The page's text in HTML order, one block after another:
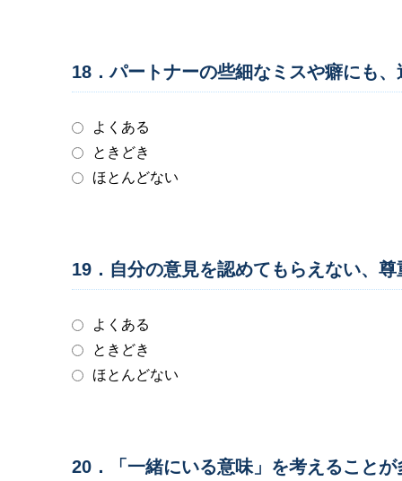
18．パートナーの些細なミスや癖にも
よくある
ときどき
ほとんどない
19．自分の意見を認めてもらえない、
よくある
ときどき
ほとんどない
20．「一緒にいる意味」を考えること